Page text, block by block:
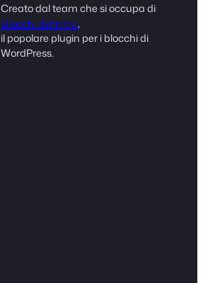
Creato dal team che si occupa di
Blocchi definitivi,
il popolare plugin per i blocchi di
WordPress.